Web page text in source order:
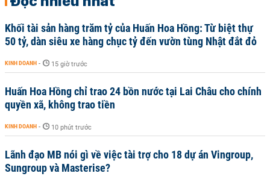
Khối tài sản hàng trăm tỷ của Huấn Hoa Hồng: Từ biệt thự
50 tỷ, dàn siêu xe hàng chục tỷ đến vườn tùng Nhật đắt đỏ
KINH DOANH - 15 giờ trước
Huấn Hoa Hồng chỉ trao 24 bồn nước tại Lai Châu cho chính
quyền xã, không trao tiền
KINH DOANH - 10 phút trước
Lãnh đạo MB nói gì về việc tài trợ cho 18 dự án Vingroup,
Sungroup và Masterise?